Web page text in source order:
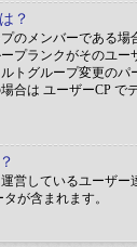
？
のメンバーである場
プランクがそのユー
トグループ変更のパ
合は ユーザーCP で
営しているユーザー
が含まれます。